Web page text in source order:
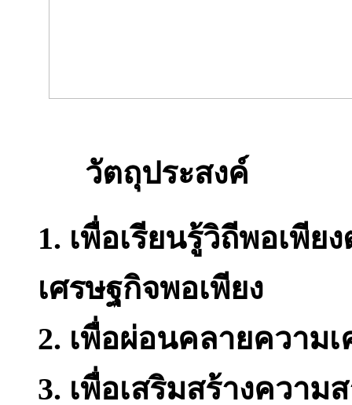
วัตถุประสงค์
1. เพื่อเรียนรู้วิถีพอเพี
เศรษฐกิจพอเพียง
2. เพื่อผ่อนคลายความ
3. เพื่อเสริมสร้างความ